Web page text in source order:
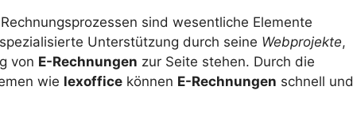
sind wesentliche Elemente
Unterstützung durch seine Webprojekte,
von E-Rechnungen zur Seite stehen. Durch die
wie lexoffice können E-Rechnungen schnell und